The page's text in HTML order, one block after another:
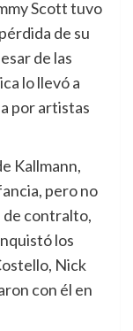
Scott tuvo
de su
de las
lo llevó a
por artistas
Kallmann,
pero no
de contralto,
los
Nick
con él en